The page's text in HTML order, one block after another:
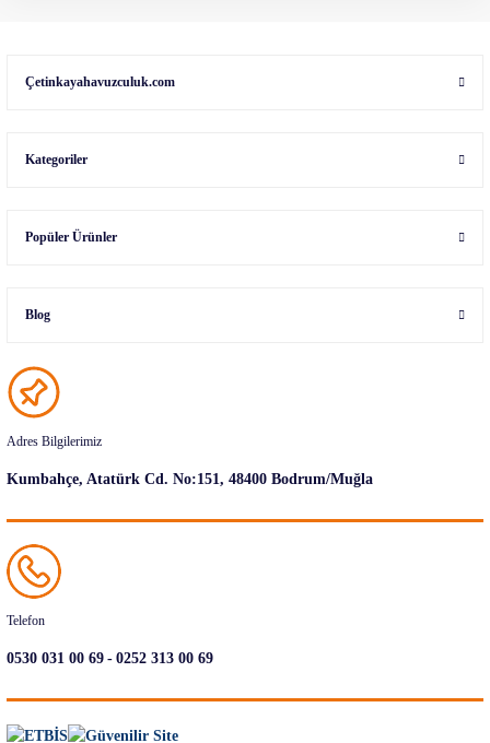
Çetinkayahavuzculuk.com
Kategoriler
Popüler Ürünler
Blog
Adres Bilgilerimiz
Kumbahçe, Atatürk Cd. No:151, 48400 Bodrum/Muğla
Telefon
0530 031 00 69-0252 313 00 69